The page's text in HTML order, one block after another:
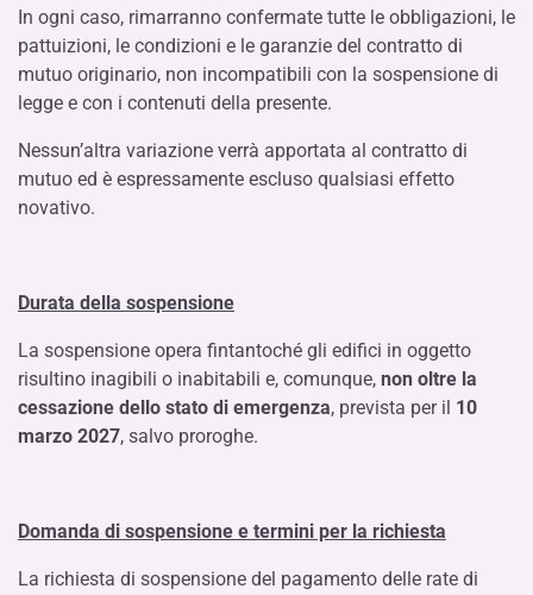
In ogni caso, rimarranno confermate tutte le obbligazioni, le
pattuizioni, le condizioni e le garanzie del contratto di
mutuo originario, non incompatibili con la sospensione di
legge e con i contenuti della presente.
Nessun’altra variazione verrà apportata al contratto di
mutuo ed è espressamente escluso qualsiasi effetto
novativo.
Durata della sospensione
La sospensione opera fintantoché gli edifici in oggetto
risultino inagibili o inabitabili e, comunque, non oltre la
cessazione dello stato di emergenza, prevista per il 10
marzo 2027, salvo proroghe.
Domanda di sospensione e termini per la richiesta
La richiesta di sospensione del pagamento delle rate di